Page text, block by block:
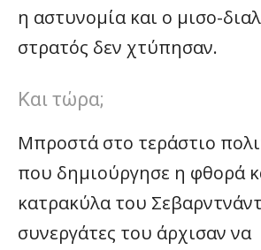
η αστυνομία και ο μισο-
στρατός δεν χτύπησαν.
Και τώρα;
Μπροστά στο τεράστιο
που δημιούργησε η φθορά
κατρακύλα του
συνεργάτες του άρχισαν να